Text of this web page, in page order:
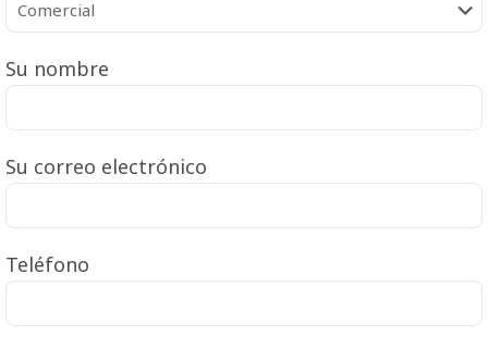
Su nombre
Su correo electrónico
Teléfono